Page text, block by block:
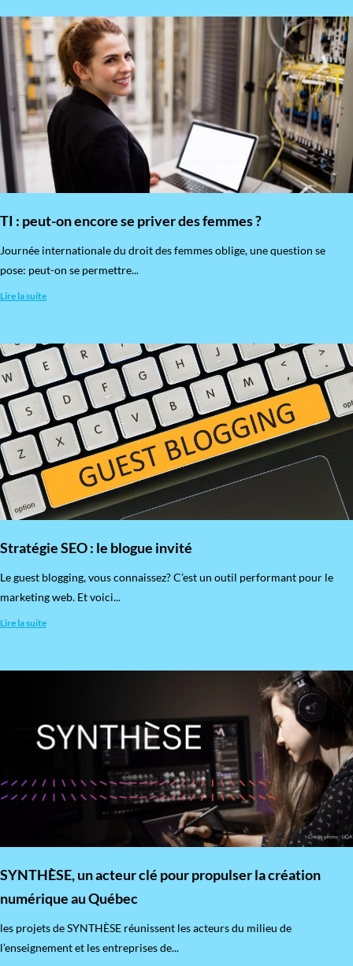
TI : peut-on encore se priver des femmes ?
​Journée internationale du droit des femmes oblige, une question se
pose: peut-on se permettre...
Lire la suite
Stratégie SEO : le blogue invité
​Le guest blogging, vous connaissez? C’est un outil performant pour le
marketing web. Et voici...
Lire la suite
SYNTHÈSE, un acteur clé pour propulser la création
numérique au Québec
les projets de SYNTHÈSE réunissent les acteurs du milieu de
l’enseignement et les entreprises de...